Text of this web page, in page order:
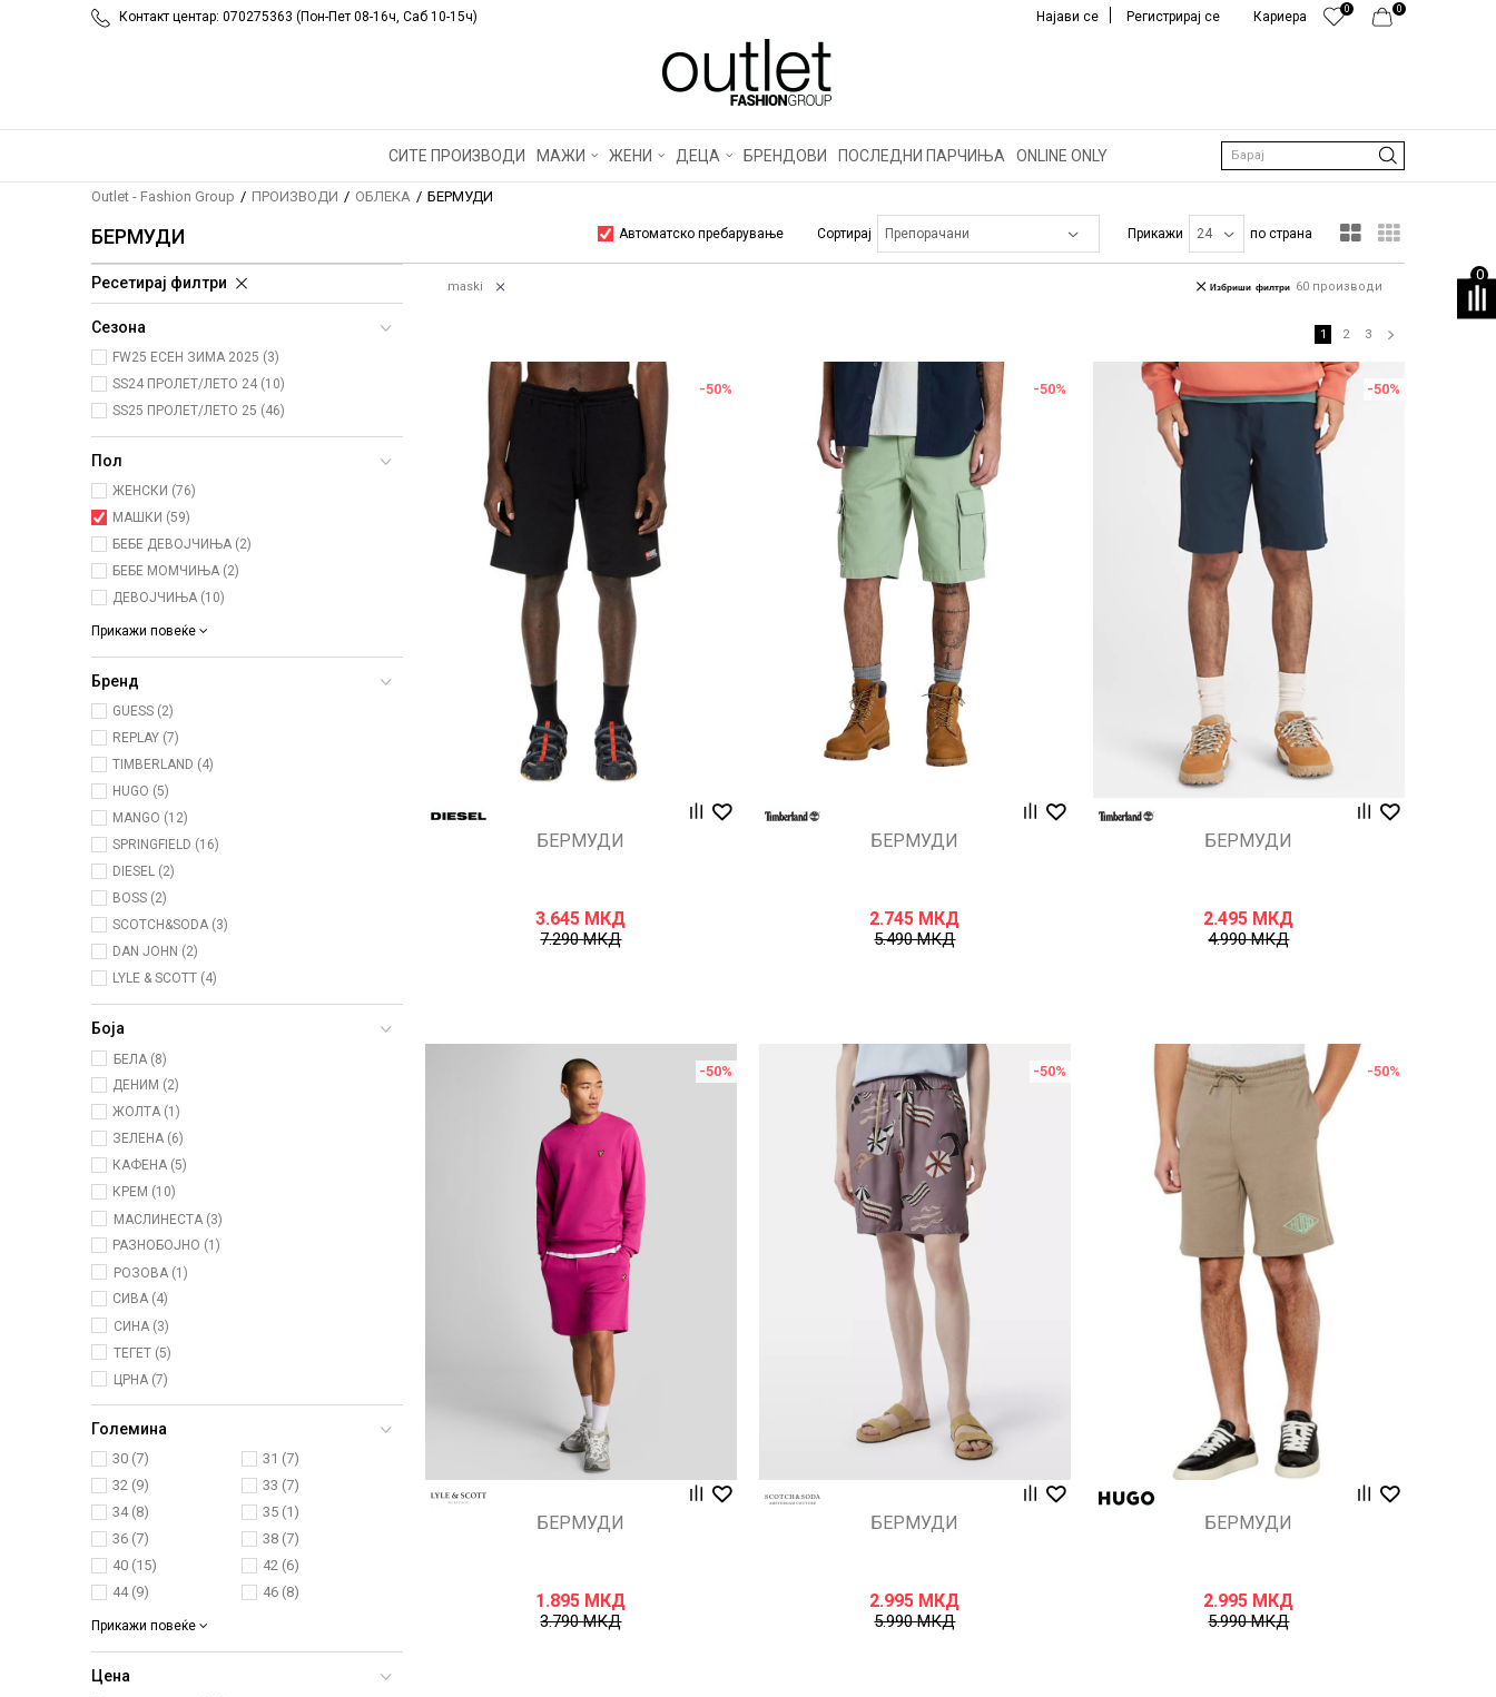
Контакт центар: 070275363 (Пон-Пет 08-16ч, Саб 10-15ч) 0
0
Кариера
Најави се Регистрирај се
СИТЕ ПРОИЗВОДИ МАЖИ ЖЕНИ ДЕЦА БРЕНДОВИ ПОСЛЕДНИ ПАРЧИЊА ONLINE ONLY Барај
0
Outlet - Fashion Group ПРОИЗВОДИ ОБЛЕКА БЕРМУДИ
БЕРМУДИ Автоматско пребарување Сортирај Прикажи по страна
Ресетирај филтри
Сезона
FW25 ЕСЕН ЗИМА 2025 (3)
SS24 ПРОЛЕТ/ЛЕТО 24 (10)
SS25 ПРОЛЕТ/ЛЕТО 25 (46)
Пол
ЖЕНСКИ (76)
МАШКИ (59)
БЕБЕ ДЕВОЈЧИЊА (2)
БЕБЕ МОМЧИЊА (2)
ДЕВОЈЧИЊА (10)
Прикажи повеќе
Бренд
GUESS (2)
REPLAY (7)
TIMBERLAND (4)
HUGO (5)
MANGO (12)
SPRINGFIELD (16)
DIESEL (2)
BOSS (2)
SCOTCH&SODA (3)
DAN JOHN (2)
LYLE & SCOTT (4)
Боја
БЕЛА (8)
ДЕНИМ (2)
ЖОЛТА (1)
ЗЕЛЕНА (6)
КАФЕНА (5)
КРЕМ (10)
МАСЛИНЕСТА (3)
РАЗНОБОЈНО (1)
РОЗОВА (1)
СИВА (4)
СИНА (3)
ТЕГЕТ (5)
ЦРНА (7)
Големина
30 (7) 31 (7)
32 (9) 33 (7)
34 (8) 35 (1)
36 (7) 38 (7)
40 (15) 42 (6)
44 (9) 46 (8)
Прикажи повеќе
Цена
maski 60 производи
Избриши филтри
1 2 3
Uporedi
-50%
БЕРМУДИ
3.645 МКД
7.290МКД
Uporedi
-50%
БЕРМУДИ
2.745 МКД
5.490МКД
Uporedi
-50%
БЕРМУДИ
2.495 МКД
4.990МКД
Uporedi
-50%
БЕРМУДИ
1.895 МКД
3.790МКД
Uporedi
-50%
БЕРМУДИ
2.995 МКД
5.990МКД
Uporedi
-50%
БЕРМУДИ
2.995 МКД
5.990МКД